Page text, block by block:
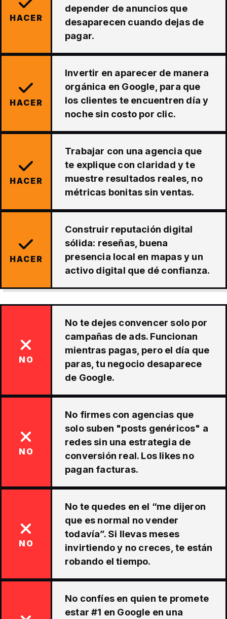
HACER
depender de anuncios que
desaparecen cuando dejas de
pagar.
HACER
Invertir en aparecer de manera
orgánica en Google, para que
los clientes te encuentren día y
noche sin costo por clic.
HACER
Trabajar con una agencia que
te explique con claridad y te
muestre resultados reales, no
métricas bonitas sin ventas.
HACER
Construir reputación digital
sólida: reseñas, buena
presencia local en mapas y un
activo digital que dé confianza.
NO
No te dejes convencer solo por
campañas de ads. Funcionan
mientras pagas, pero el día que
paras, tu negocio desaparece
de Google.
NO
No firmes con agencias que
solo suben "posts genéricos" a
redes sin una estrategia de
conversión real. Los likes no
pagan facturas.
NO
No te quedes en el “me dijeron
que es normal no vender
todavía”. Si llevas meses
invirtiendo y no creces, te están
robando el tiempo.
No confíes en quien te promete
estar #1 en Google en una